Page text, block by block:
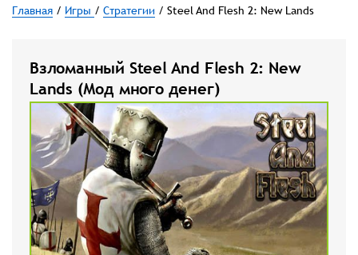
Главная / Игры / Стратегии / Steel And Flesh 2: New Lands
Взломанный Steel And Flesh 2: New
Lands (Мод много денег)